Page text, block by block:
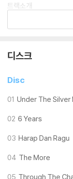
트랙소개
앨범의 첫 곡 ‘Under
거리 연애가 지닌 달콤
안정적인 직장을 떠나
맴도는 감정들을 그린
범은 트랙마다 서로 다
리는 드럼 위에 허무와
사가 더해진다. 이어
아들이는지를 섬세하면
디스크
Disc
01 Under The Silver
02 6 Years
03 Harap Dan Ragu
04 The More
05 Through The